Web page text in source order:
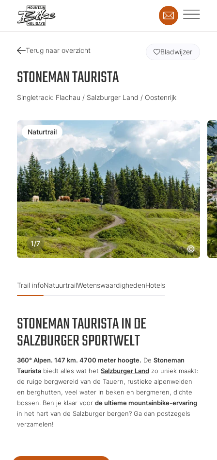
Terug naar overzicht
STONEMAN TAURISTA
Singletrack: Flachau / Salzburger Land / Oostenrijk
Bladwijzer
Naturtrail
1/7
Trail infoNatuurtrailWetenswaardighedenHotels
STONEMAN TAURISTA IN DE
SALZBURGER SPORTWELT
360° Alpen. 147 km. 4700 meter hoogte. De Stoneman
Taurista biedt alles wat het Salzburger Land zo uniek maakt:
de ruige bergwereld van de Tauern, rustieke alpenweiden
en berghutten, veel water in beken en bergmeren, dichte
bossen. Ben je klaar voor de ultieme mountainbike-ervaring
in het hart van de Salzburger bergen? Ga dan postzegels
verzamelen!